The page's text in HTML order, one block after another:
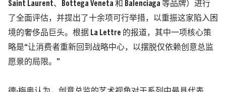
Saint Laurent、Bottega Veneta 和 Balenciaga 等品牌）进行
了全面评估，并提出了十余项可行举措，以重振这家陷入困
境的奢侈品巨头。根据 La Lettre 的报道，其中一项核心策
略是“让消费者重新回到战略中心，以摆脱仅依赖创意总监
愿景的局限。”